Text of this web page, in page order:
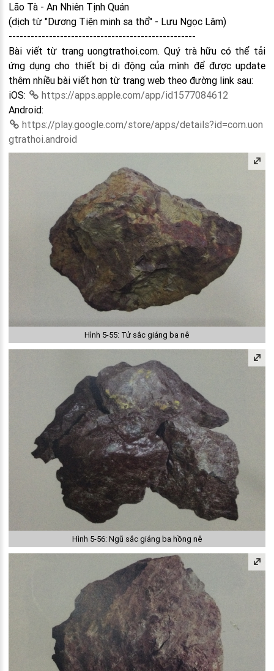
Lão Tà - An Nhiên Tịnh Quán
(dịch từ "Dương Tiện minh sa thổ" - Lưu Ngọc Lâm)
---------------------------------------------------
Bài viết từ trang uongtrathoi.com. Quý trà hữu có thể tải
ứng dụng cho thiết bị di động của mình để được update
thêm nhiều bài viết hơn từ trang web theo đường link sau:
iOS:
https://apps.apple.com/app/id1577084612
Android:
https://play.google.com/store/apps/details?id=com.uon
gtrathoi.android
Hình 5-55: Tử sắc giáng ba nê
Hình 5-56: Ngũ sắc giáng ba hồng nê